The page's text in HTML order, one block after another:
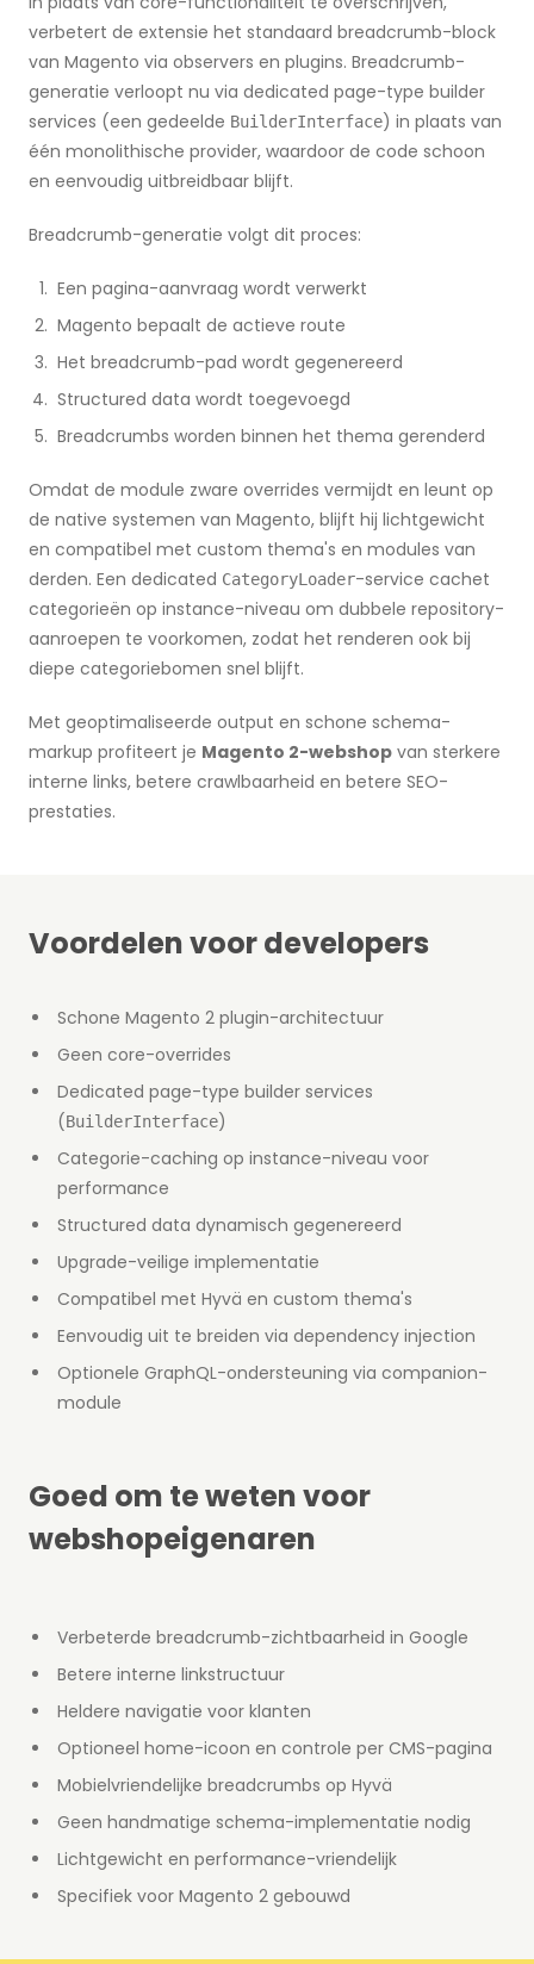
verbetert de extensie het standaard breadcrumb-block
van Magento via observers en plugins. Breadcrumb-
generatie verloopt nu via dedicated page-type builder
services (een gedeelde BuilderInterface) in plaats van
één monolithische provider, waardoor de code schoon
en eenvoudig uitbreidbaar blijft.
Breadcrumb-generatie volgt dit proces:
Een pagina-aanvraag wordt verwerkt
Magento bepaalt de actieve route
Het breadcrumb-pad wordt gegenereerd
Structured data wordt toegevoegd
Breadcrumbs worden binnen het thema gerenderd
Omdat de module zware overrides vermijdt en leunt op
de native systemen van Magento, blijft hij lichtgewicht
en compatibel met custom thema's en modules van
derden. Een dedicated CategoryLoader-service cachet
categorieën op instance-niveau om dubbele repository-
aanroepen te voorkomen, zodat het renderen ook bij
diepe categoriebomen snel blijft.
Met geoptimaliseerde output en schone schema-
markup profiteert je Magento 2-webshop van sterkere
interne links, betere crawlbaarheid en betere SEO-
prestaties.
Voordelen voor developers
Schone Magento 2 plugin-architectuur
Geen core-overrides
Dedicated page-type builder services
(BuilderInterface)
Categorie-caching op instance-niveau voor
performance
Structured data dynamisch gegenereerd
Upgrade-veilige implementatie
Compatibel met Hyvä en custom thema's
Eenvoudig uit te breiden via dependency injection
Optionele GraphQL-ondersteuning via companion-
module
Goed om te weten voor
webshopeigenaren
Verbeterde breadcrumb-zichtbaarheid in Google
Betere interne linkstructuur
Heldere navigatie voor klanten
Optioneel home-icoon en controle per CMS-pagina
Mobielvriendelijke breadcrumbs op Hyvä
Geen handmatige schema-implementatie nodig
Lichtgewicht en performance-vriendelijk
Specifiek voor Magento 2 gebouwd